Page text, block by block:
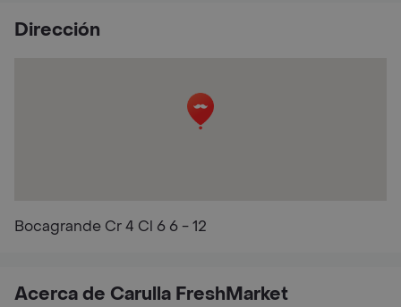
Dirección
Bocagrande Cr 4 Cl 6 6 - 12
Acerca de Carulla FreshMarket